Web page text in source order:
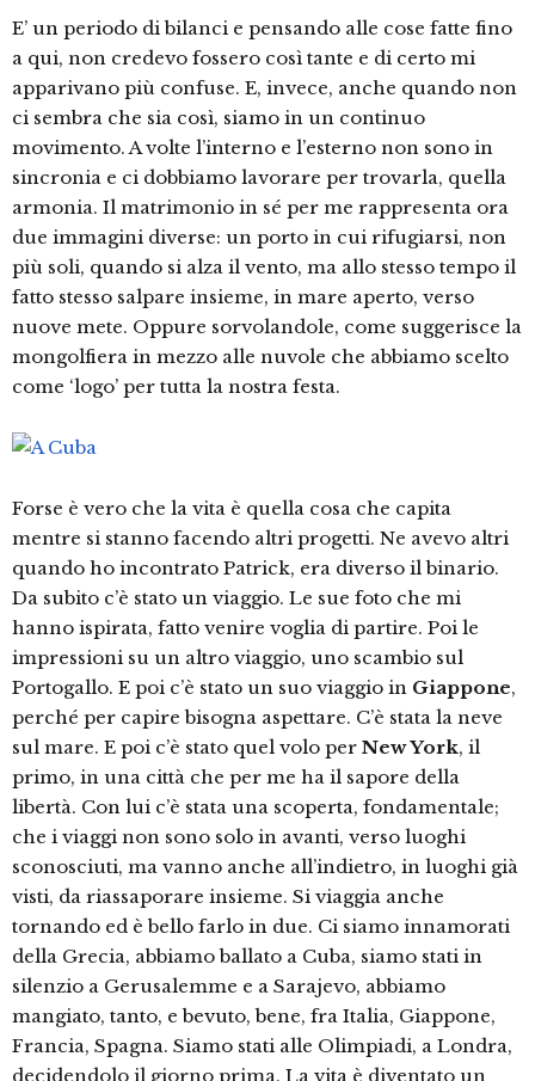
E’ un periodo di bilanci e pensando alle cose fatte fino
a qui, non credevo fossero così tante e di certo mi
apparivano più confuse. E, invece, anche quando non
ci sembra che sia così, siamo in un continuo
movimento. A volte l’interno e l’esterno non sono in
sincronia e ci dobbiamo lavorare per trovarla, quella
armonia. Il matrimonio in sé per me rappresenta ora
due immagini diverse: un porto in cui rifugiarsi, non
più soli, quando si alza il vento, ma allo stesso tempo il
fatto stesso salpare insieme, in mare aperto, verso
nuove mete. Oppure sorvolandole, come suggerisce la
mongolfiera in mezzo alle nuvole che abbiamo scelto
come ‘logo’ per tutta la nostra festa.
Forse è vero che la vita è quella cosa che capita
mentre si stanno facendo altri progetti. Ne avevo altri
quando ho incontrato Patrick, era diverso il binario.
Da subito c’è stato un viaggio. Le sue foto che mi
hanno ispirata, fatto venire voglia di partire. Poi le
impressioni su un altro viaggio, uno scambio sul
Portogallo. E poi c’è stato un suo viaggio in Giappone,
perché per capire bisogna aspettare. C’è stata la neve
sul mare. E poi c’è stato quel volo per New York, il
primo, in una città che per me ha il sapore della
libertà. Con lui c’è stata una scoperta, fondamentale;
che i viaggi non sono solo in avanti, verso luoghi
sconosciuti, ma vanno anche all’indietro, in luoghi già
visti, da riassaporare insieme. Si viaggia anche
tornando ed è bello farlo in due. Ci siamo innamorati
della Grecia, abbiamo ballato a Cuba, siamo stati in
silenzio a Gerusalemme e a Sarajevo, abbiamo
mangiato, tanto, e bevuto, bene, fra Italia, Giappone,
Francia, Spagna. Siamo stati alle Olimpiadi, a Londra,
decidendolo il giorno prima. La vita è diventato un